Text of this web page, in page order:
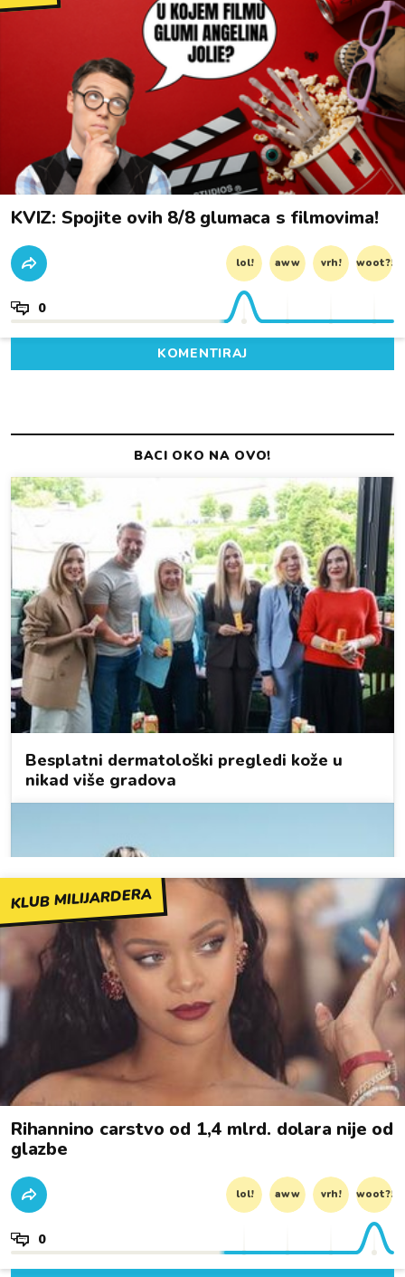
KVIZ: Spojite ovih 8/8 glumaca s filmovima!
lol! aww vrh! woot?!
0
KOMENTIRAJ
KLUB MILIJARDERA
Rihannino carstvo od 1,4 mlrd. dolara nije od
glazbe
lol! aww vrh! woot?!
0